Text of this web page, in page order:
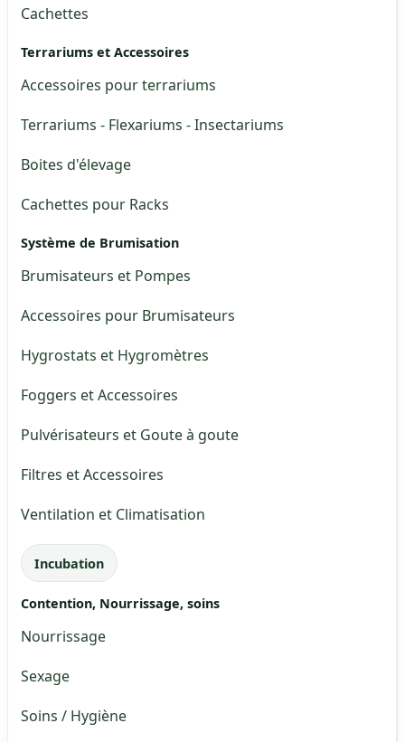
Cachettes
Terrariums et Accessoires
Accessoires pour terrariums
Terrariums - Flexariums - Insectariums
Boites d'élevage
Cachettes pour Racks
Système de Brumisation
Brumisateurs et Pompes
Accessoires pour Brumisateurs
Hygrostats et Hygromètres
Foggers et Accessoires
Pulvérisateurs et Goute à goute
Filtres et Accessoires
Ventilation et Climatisation
Incubation
Contention, Nourrissage, soins
Nourrissage
Sexage
Soins / Hygiène